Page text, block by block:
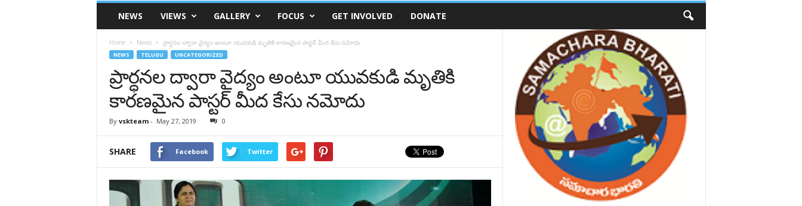
VSK
TelanganaNEWS VIEWS GALLERY FOCUS GET INVOLVED DONATE
Home News ప్రార్ధనల ద్వారా వైద్యం అంటూ యువకుడి మృతికి కారణమైన పాస్టర్ మీద కేసు నమోదు
NEWS TELUGU UNCATEGORIZED
ప్రార్ధనల ద్వారా వైద్యం అంటూ యువకుడి మృతికి
కారణమైన పాస్టర్ మీద కేసు నమోదు
By vskteam- May 27, 2019 0
SHARE Facebook Twitter